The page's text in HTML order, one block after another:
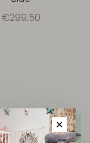
€299,50
✕